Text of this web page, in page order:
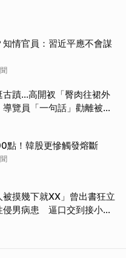
情官員：習近平應不會謀
古蹟…高開衩「臀肉往裙外
覽員「一句話」勸離被狂
點！韓股更慘觸發熔斷
被摸幾下就XX」曾出書狂立
侵男病患 逼口交到接小孩